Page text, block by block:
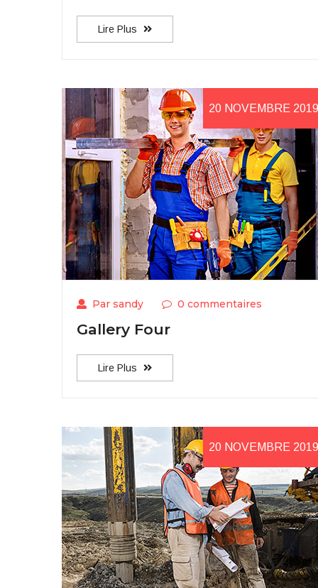
Lire Plus
20 NOVEMBRE 2019
Par sandy 0 commentaires
Gallery Four
Lire Plus
20 NOVEMBRE 2019